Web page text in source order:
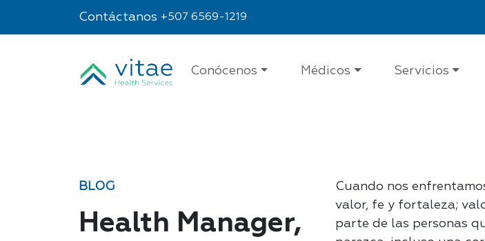
Contáctanos +507 6569-1219
Conócenos Médicos Servicios
BLOG
Health Manager,
Cuando nos
valor, fe y fortaleza;
parte de las personas